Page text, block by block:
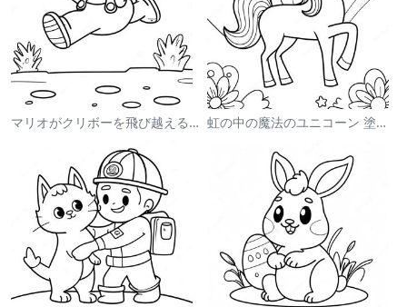
マリオがクリボーを飛び越える塗り絵 虹の中の魔法のユニコーン 塗り絵